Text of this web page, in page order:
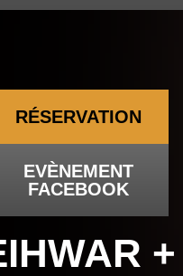
RÉSERVATION
EVÈNEMENT
FACEBOOK
+